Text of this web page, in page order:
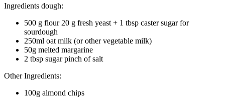
Ingredients dough:
500 g flour 20 g fresh yeast + 1 tbsp caster sugar for
sourdough
250ml oat milk (or other vegetable milk)
50g melted margarine
2 tbsp sugar pinch of salt
Other Ingredients:
100g almond chips